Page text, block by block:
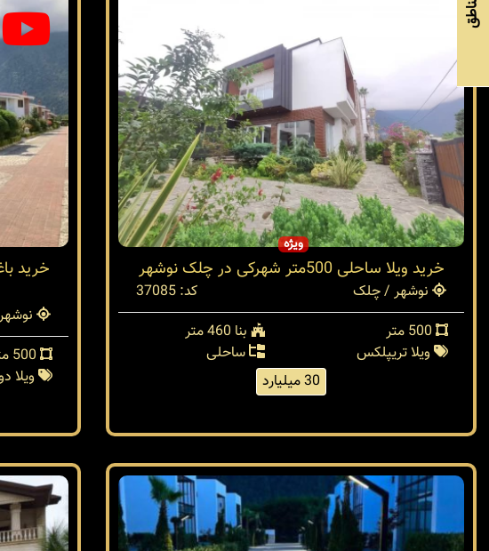
ویژه
خرید ویلا ساحلی 500متر شهرکی در چلک نوشهر
نوشهر / چلک
کد: 37085
بنا 460 متر
ویلا تریپلکس
ساحلی
30 میلیارد
خرید
500 متر
ویلا
مناطق